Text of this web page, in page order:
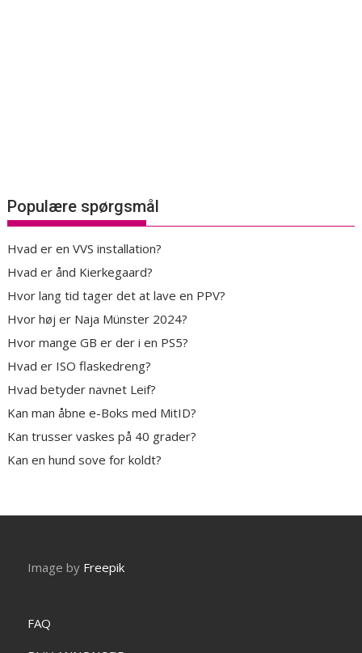
Populære spørgsmål
Hvad er en VVS installation?
Hvad er ånd Kierkegaard?
Hvor lang tid tager det at lave en PPV?
Hvor høj er Naja Münster 2024?
Hvor mange GB er der i en PS5?
Hvad er ISO flaskedreng?
Hvad betyder navnet Leif?
Kan man åbne e-Boks med MitID?
Kan trusser vaskes på 40 grader?
Kan en hund sove for koldt?
Image by Freepik
FAQ